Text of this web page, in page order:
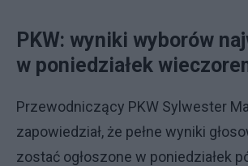
PKW: wyniki wyborów
w poniedziałek
Przewodniczący PKW Sylwester
zapowiedział, że pełne wyniki
zostać ogłoszone w poniedziałek